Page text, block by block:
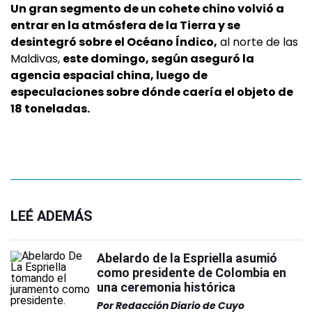
Un gran segmento de un cohete chino volvió a
entrar en la atmósfera de la Tierra y se
desintegró sobre el Océano Índico, al norte de las
Maldivas, este domingo, según aseguró la
agencia espacial china, luego de
especulaciones sobre dónde caería el objeto de
18 toneladas.
LEÉ ADEMÁS
Abelardo de la Espriella asumió
como presidente de Colombia en
una ceremonia histórica
PorRedacción Diario de Cuyo